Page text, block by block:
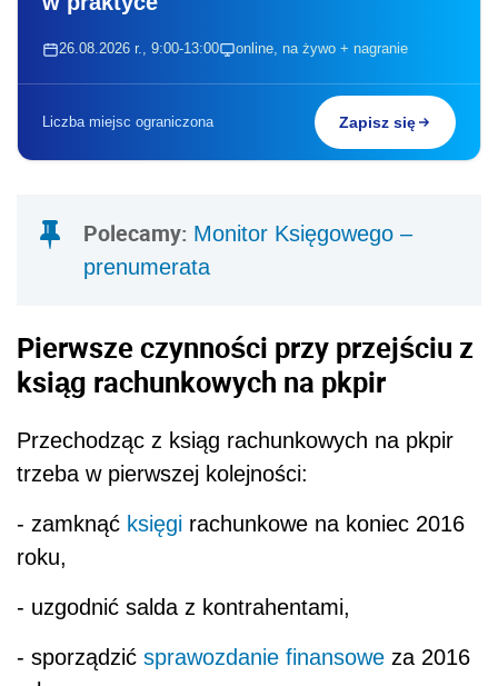
26.08.2026 r., 9:00-13:00 online, na żywo + nagranie
Liczba miejsc ograniczona Zapisz się
Polecamy: Monitor Księgowego –
prenumerata
Pierwsze czynności przy przejściu z
ksiąg rachunkowych na pkpir
Przechodząc z ksiąg rachunkowych na pkpir
trzeba w pierwszej kolejności:
- zamknąć księgi rachunkowe na koniec 2016
roku,
- uzgodnić salda z kontrahentami,
- sporządzić sprawozdanie finansowe za 2016